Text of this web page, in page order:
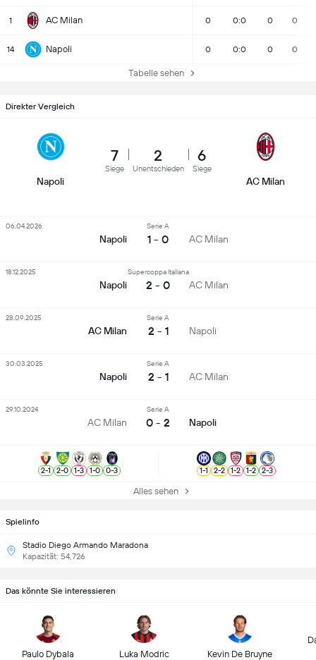
1 AC Milan 0 0:0 0 0
14 Napoli 0 0:0 0 0
Tabelle sehen
Spielinfo
Stadio Diego Armando Maradona
Kapazität: 54,726
Direkter Vergleich
Napoli
7
Siege
2
Unentschieden
6
Siege
AC Milan
Napoli
Serie A
1 - 0 AC Milan
06.04.2026
Napoli
Supercoppa Italiana
2 - 0 AC Milan
18.12.2025
AC Milan
Serie A
2 - 1 Napoli
28.09.2025
Napoli
Serie A
2 - 1 AC Milan
30.03.2025
AC Milan
Serie A
0 - 2 Napoli
29.10.2024
2-1 2-0 1-3 1-0 0-3 1-1 2-2 1-2 1-2 2-3
Alles sehen
Das könnte Sie interessieren
Paulo Dybala Luka Modric Kevin De Bruyne